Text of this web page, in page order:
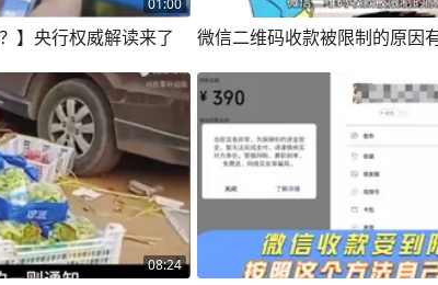
】央行权威解读来了 微信二维码收款被限制的原因
08:24